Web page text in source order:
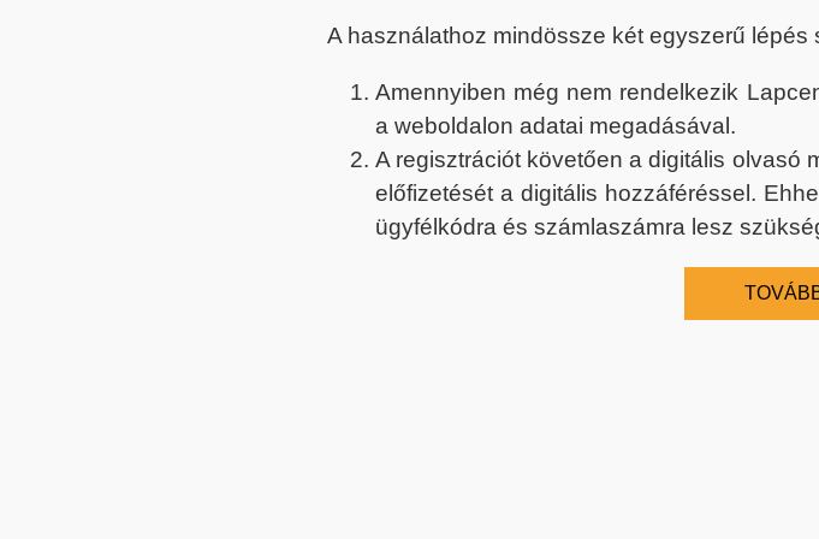
A használathoz mindössze két egyszerű lépés
Amennyiben még nem rendelkezik
a weboldalon adatai megadásával.
A regisztrációt követően a digitális olvasó
előfizetését a digitális hozzáféréssel.
ügyfélkódra és számlaszámra lesz